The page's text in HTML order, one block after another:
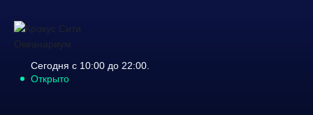
Сегодня с 10:00 до 22:00.
Открыто